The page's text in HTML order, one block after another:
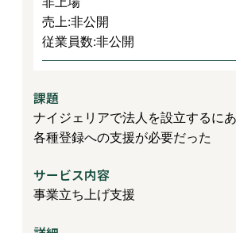
売上:非公開
従業員数:非公開
課題
ナイジェリアで法人を設立するに
各種登録への支援が必要だった
サービス内容
事業立ち上げ支援